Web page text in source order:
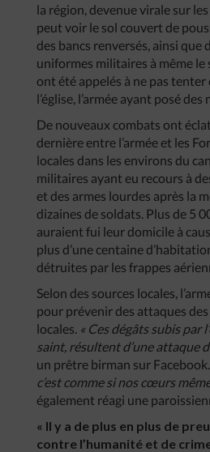
la région, devenue virale sur
peut voir le sol couvert de
des bancs renversés, ainsi que
uniformes militaires à même le
ont été appelés à ne pas tenter
l’église, l’armée ayant posé
De nouveaux combats ont
dernière entre l’armée et les
locales dans les environs du
militaires ayant eu recours à
et des armes lourdes après la
dizaines de soldats. Plus de 5
auraient fui leur domicile à
plus d’une centaine
détruites par les frappes
Selon des sources locales,
pour prévenir des attaques
locales. « Ces dégâts subis par
saint, résultent d’une attaque
un prêtre birman sur Facebook.
c’est comme si nos cœurs
également réagi une
« Il y a de plus en plus de
contre l’humanité et de